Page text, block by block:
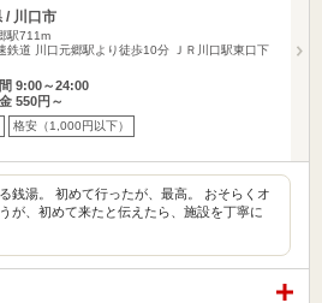
/ 川口市
駅711m
鉄道 川口元郷駅より徒歩10分 ＪＲ川口駅東口下
9:00～24:00
550円～
格安（1,000円以下）
銭湯。 初めて行ったが、最高。 おそらくオ
が、初めて来たと伝えたら、施設を丁寧に